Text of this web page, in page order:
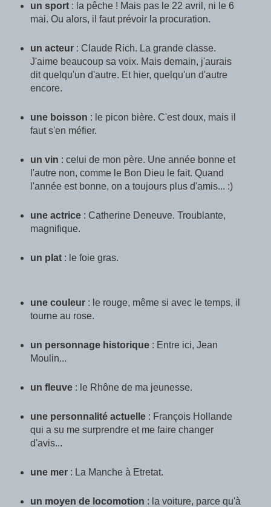
un sport : la pêche ! Mais pas le 22 avril, ni le 6
mai. Ou alors, il faut prévoir la procuration.
un acteur : Claude Rich. La grande classe.
J'aime beaucoup sa voix. Mais demain, j'aurais
dit quelqu'un d'autre. Et hier, quelqu'un d'autre
encore.
une boisson : le picon bière. C'est doux, mais il
faut s'en méfier.
un vin : celui de mon père. Une année bonne et
l'autre non, comme le Bon Dieu le fait. Quand
l'année est bonne, on a toujours plus d'amis... :)
une actrice : Catherine Deneuve. Troublante,
magnifique.
un plat : le foie gras.
une couleur : le rouge, même si avec le temps, il
tourne au rose.
un personnage historique : Entre ici, Jean
Moulin...
un fleuve : le Rhône de ma jeunesse.
une personnalité actuelle : François Hollande
qui a su me surprendre et me faire changer
d'avis...
une mer : La Manche à Etretat.
un moyen de locomotion : la voiture, parce qu'à